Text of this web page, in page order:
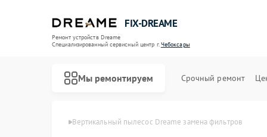
FIX-DREAME
Ремонт устройств Dreame
Специализированный cервисный центр г.Чебоксары
Мы ремонтируем Срочный ремонт
Вертикальный пылесос Dreame замена фильтров